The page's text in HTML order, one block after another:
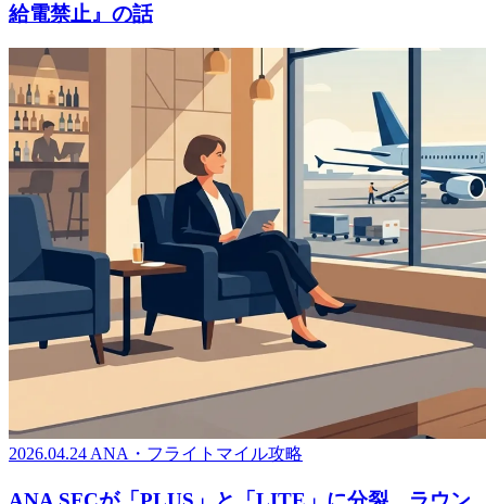
給電禁止』の話
2026.04.24 ANA・フライトマイル攻略